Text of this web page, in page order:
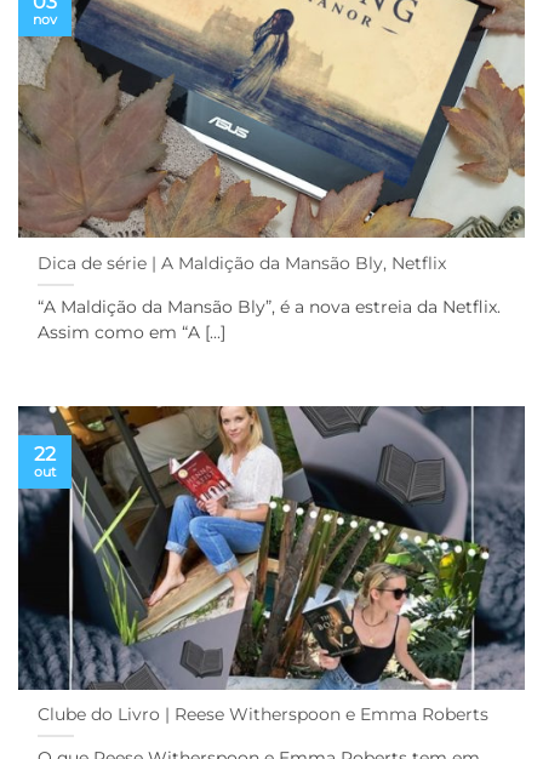
Dica de série | A Maldição da Mansão Bly, Netflix
“A Maldição da Mansão Bly”, é a nova estreia da Netflix.
Assim como em “A [...]
nov
Clube do Livro | Reese Witherspoon e Emma Roberts
22
out